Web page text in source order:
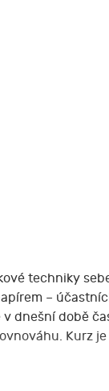
techniky
–
dnešní době
Kurz